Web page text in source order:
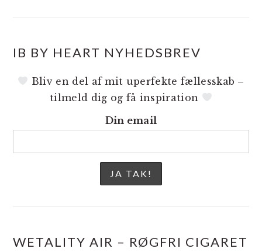
IB BY HEART NYHEDSBREV
Bliv en del af mit uperfekte fællesskab –
tilmeld dig og få inspiration
Din email
WETALITY AIR – RØGFRI CIGARET